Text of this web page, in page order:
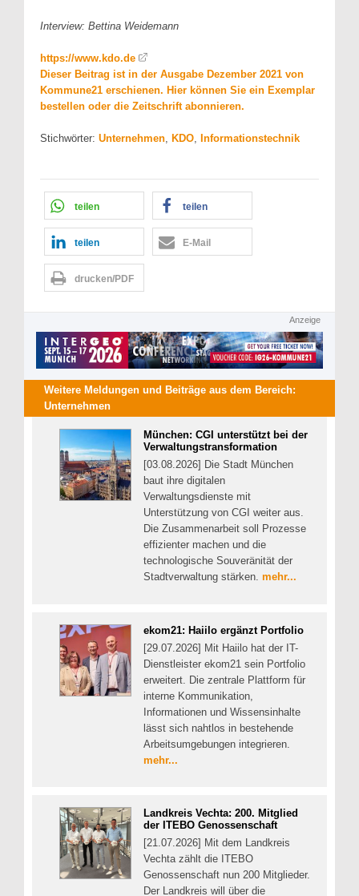
Interview: Bettina Weidemann
https://www.kdo.de
Dieser Beitrag ist in der Ausgabe Dezember 2021 von
Kommune21 erschienen. Hier können Sie ein Exemplar
bestellen oder die Zeitschrift abonnieren.
Stichwörter: Unternehmen, KDO, Informationstechnik
teilen teilen
teilen E-Mail
drucken/PDF
Anzeige
Weitere Meldungen und Beiträge aus dem Bereich:
Unternehmen
München: CGI unterstützt bei der
Verwaltungstransformation
[03.08.2026] Die Stadt München
baut ihre digitalen
Verwaltungsdienste mit
Unterstützung von CGI weiter aus.
Die Zusammenarbeit soll Prozesse
effizienter machen und die
technologische Souveränität der
Stadtverwaltung stärken. mehr...
ekom21: Haiilo ergänzt Portfolio
[29.07.2026] Mit Haiilo hat der IT-
Dienstleister ekom21 sein Portfolio
erweitert. Die zentrale Plattform für
interne Kommunikation,
Informationen und Wissensinhalte
lässt sich nahtlos in bestehende
Arbeitsumgebungen integrieren.
mehr...
Landkreis Vechta: 200. Mitglied
der ITEBO Genossenschaft
[21.07.2026] Mit dem Landkreis
Vechta zählt die ITEBO
Genossenschaft nun 200 Mitglieder.
Der Landkreis will über die